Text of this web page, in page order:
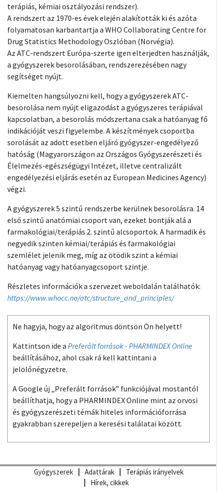
terápiás, kémiai osztályozási rendszer).
A rendszert az 1970-es évek elején alakították ki és azóta
folyamatosan karbantartja a WHO Collaborating Centre for
Drug Statistics Methodology Oszlóban (Norvégia).
Az ATC-rendszert Európa-szerte igen elterjedten használják,
a gyógyszerek besorolásában, rendszerezésében nagy
segítséget nyújt.
Kiemelten hangsúlyozni kell, hogy a gyógyszerek ATC-
besorolása nem nyújt eligazodást a gyógyszeres terápiával
kapcsolatban, a besorolás módszertana csak a hatóanyag fő
indikációját veszi figyelembe. A készítmények csoportba
sorolását az adott esetben eljáró gyógyszer-engedélyező
hatóság (Magyarországon az Országos Gyógyszerészeti és
Élelmezés-egészségügyi Intézet, illetve centralizált
engedélyezési eljárás esetén az European Medicines Agency)
végzi.
A gyógyszerek 5 szintű rendszerbe kerülnek besorolásra. 14
első szintű anatómiai csoport van, ezeket bontják alá a
farmakológiai/terápiás 2. szintű alcsoportok. A harmadik és
negyedik szinten kémiai/terápiás és farmakológiai
szemlélet jelenik meg, míg az ötödik szint a kémiai
hatóanyag vagy hatóanyagcsoport szintje.
Részletes információk a szervezet weboldalán találhatók:
https://www.whocc.no/atc/structure_and_principles/
Ne hagyja, hogy az algoritmus döntsön Ön helyett!
Kattintson ide a Preferált források - PHARMINDEX Online
beállításához, ahol csak rá kell kattintani a
jelölőnégyzetre.
A Google új „Preferált források” funkciójával mostantól
beállíthatja, hogy a PHARMINDEX Online mint az orvosi
és gyógyszerészeti témák hiteles információforrása
gyakrabban szerepeljen a keresési találatai között.
Gyógyszerek Adattárak
Terápiás irányelvek
Hírek, cikkek